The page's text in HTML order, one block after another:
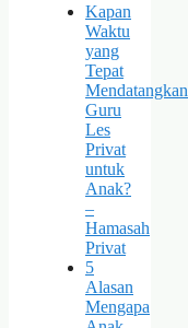
Kapan
Waktu
yang
Tepat
Mendatangkan
Guru
Les
Privat
untuk
Anak?
–
Hamasah
Privat
5
Alasan
Mengapa